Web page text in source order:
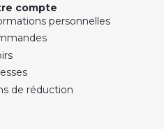
compte
personnelles
de réduction